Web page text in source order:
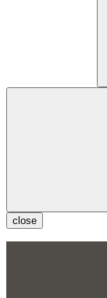
close